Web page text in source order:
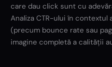
care dau click sunt cu
Analiza CTR-ului în
(precum bounce rate sau
imagine completă a calității